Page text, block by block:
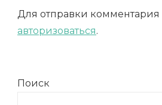
Для отправки
авторизоваться.
Поиск